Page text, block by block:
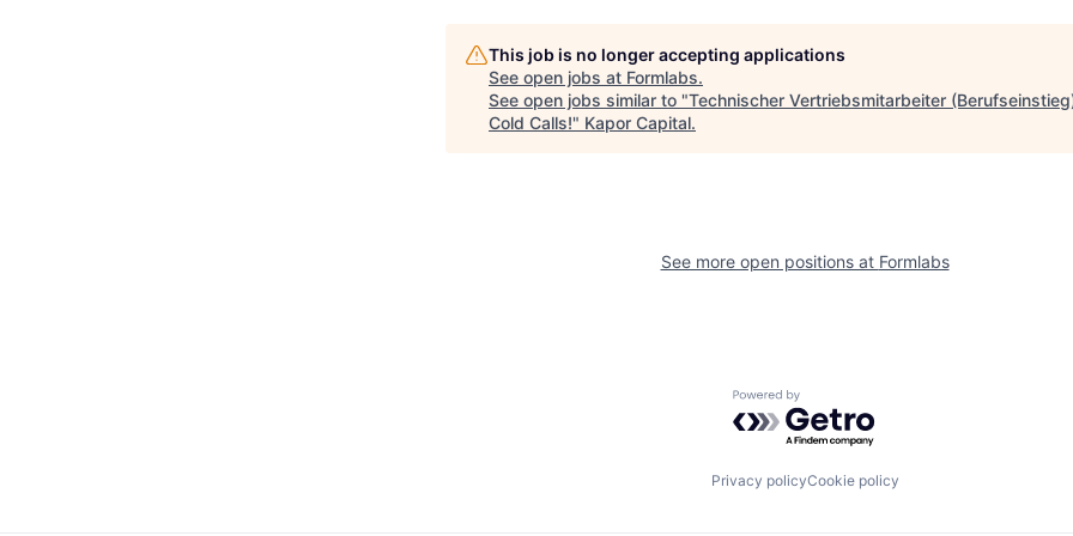
This job is no longer accepting applications
See open jobs at Formlabs.
See open jobs similar to "Technischer Vertriebsmitarbeiter
Cold Calls!" Kapor Capital.
See more open positions at Formlabs
Powered by Getro.com
Privacy policyCookie policy